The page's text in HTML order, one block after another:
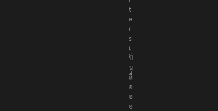
t
e
r
s
เ
ป็
น
สื่
อ
อ
อ